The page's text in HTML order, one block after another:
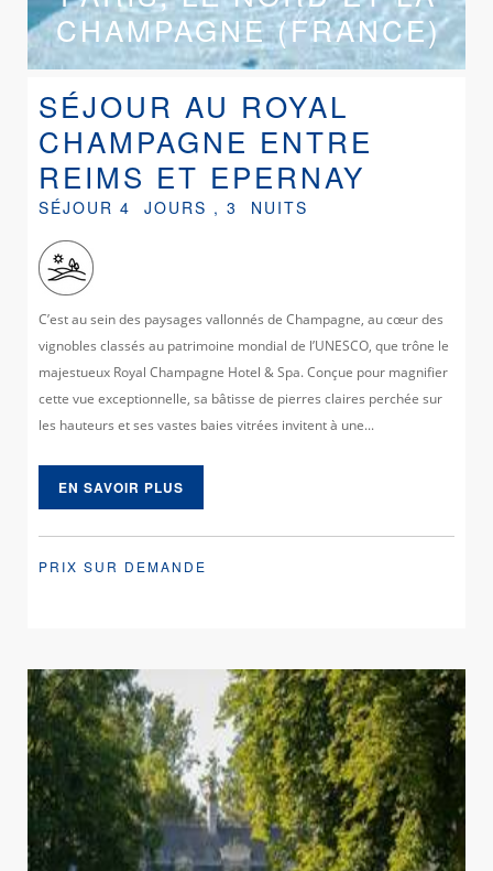
CHAMPAGNE (FRANCE)
SÉJOUR AU ROYAL
CHAMPAGNE ENTRE
REIMS ET EPERNAY
SÉJOUR 4 JOURS , 3 NUITS
C’est au sein des paysages vallonnés de Champagne, au cœur des
vignobles classés au patrimoine mondial de l’UNESCO, que trône le
majestueux Royal Champagne Hotel & Spa. Conçue pour magnifier
cette vue exceptionnelle, sa bâtisse de pierres claires perchée sur
les hauteurs et ses vastes baies vitrées invitent à une...
EN SAVOIR PLUS
PRIX SUR DEMANDE